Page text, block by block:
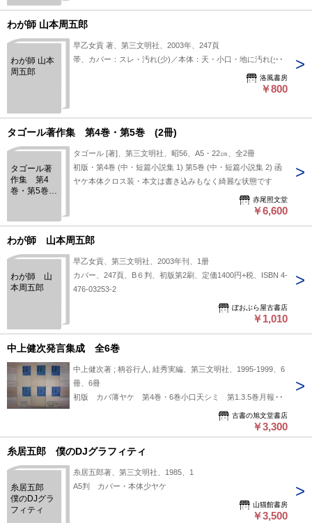
わが師 山本周五郎
わが師 山本
周五郎
早乙女貢 著、第三文明社、2003年、247頁
帯、カバー：スレ・汚れ(少)／本体：天・小口・地に汚れ(少)
洛風書房
￥800
タゴール著作集 第4巻・第5巻 (2冊)
タゴール著
作集 第4
巻・第5巻
タゴール [著]、第三文明社、昭56、A5・22㎝、全2冊
初版・第4巻 (中・短篇小説集 1) 第5巻 (中・短篇小説集 2) 函
ヤケ本体クロス装・本文は書き込みもなく綺麗な状態です
赤尾照文堂
￥6,600
わが師 山本周五郎
わが師 山
本周五郎
早乙女貢、第三文明社、2003年刊、1册
カバー、247頁、B６判、初版第2刷、定価1400円+税、ISBN 4-
476-03253-2
ぼおぶら屋古書店
￥1,010
中上健次発言集成 全6巻
中上健次著 ; 柄谷行人, 絓秀実編、第三文明社、1995-1999、6
冊、6冊
初版 カバ薄ヤケ 第4巻・6巻小口天シミ 第1.3.5巻月報欠
古書の旭文堂書店
￥3,300
糸居五郎 僕のDJグラフィティ
糸居五郎
僕のDJグラ
フィティ
糸居五郎著、第三文明社、1985、1
A5判 カバー・本体少ヤケ
山猫館書房
￥3,500